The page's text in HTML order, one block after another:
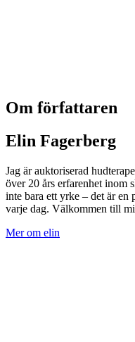
Om författaren
Elin Fagerberg
Jag är auktoriserad
över 20 års erfarenhet inom
inte bara ett yrke – det är en
varje dag. Välkommen till
Mer om elin